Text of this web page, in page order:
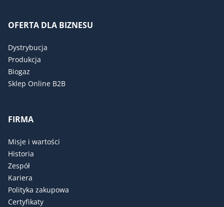
OFERTA DLA BIZNESU
Dystrybucja
Produkcja
Biogaz
Sklep Online B2B
FIRMA
Misje i wartości
Historia
Zespół
Kariera
Polityka zakupowa
Certyfikaty